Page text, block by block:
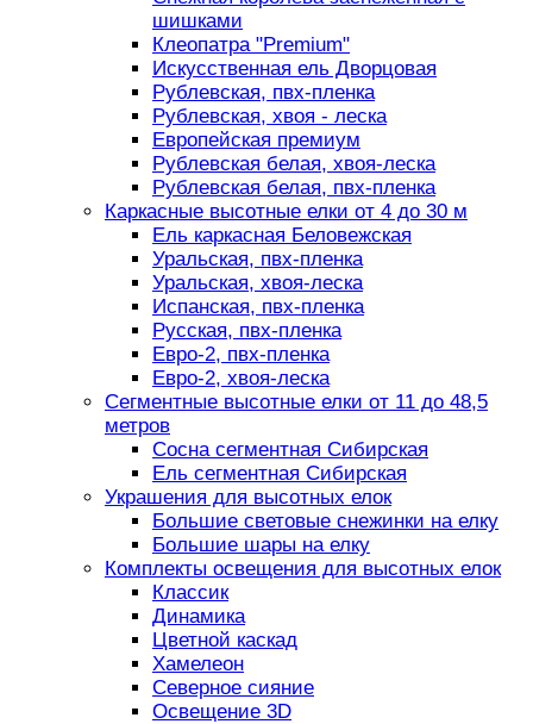
шишками
Клеопатра "Premium"
Искусственная ель Дворцовая
Рублевская, пвх-пленка
Рублевская, хвоя - леска
Европейская премиум
Рублевская белая, хвоя-леска
Рублевская белая, пвх-пленка
Каркасные высотные елки от 4 до 30 м
Ель каркасная Беловежская
Уральская, пвх-пленка
Уральская, хвоя-леска
Испанская, пвх-пленка
Русская, пвх-пленка
Евро-2, пвх-пленка
Евро-2, хвоя-леска
Сегментные высотные елки от 11 до 48,5
метров
Сосна сегментная Сибирская
Ель сегментная Сибирская
Украшения для высотных елок
Большие световые снежинки на елку
Большие шары на елку
Комплекты освещения для высотных елок
Классик
Динамика
Цветной каскад
Хамелеон
Северное сияние
Освещение 3D